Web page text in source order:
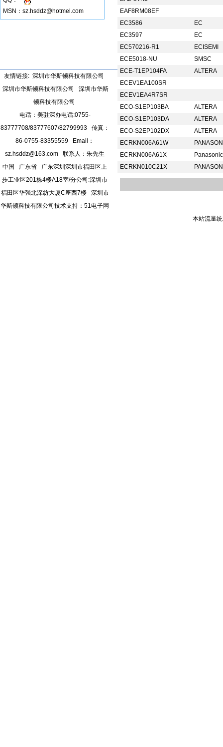
MSN：sz.hsddz@hotmel.com
EAF8RM08EF
EC3586
EC
EC3597
EC
EC570216-R1
ECISEMI
ECE5018-NU
SMSC
ECE-T1EP104FA
ALTERA
ECEV1EA100SR
ECEV1EA4R7SR
ECO-S1EP103BA
ALTERA
ECO-S1EP103DA
ALTERA
ECO-S2EP102DX
ALTERA
ECRKN006A61W
ECRKN006A61X
ECRKN010C21X
友情链接: 深圳市华斯顿科技有限公司
深圳市华斯顿科技有限公司
深圳市华斯
顿科技有限公司
电话：美驻深办电话:0755-
83777708/83777607/82799993 传真：
86-0755-83355559 Email：
sz.hsddz@163.com 联系人：朱先生
中国 广东省 广东深圳深圳市福田区上
步工业区201栋4楼A18室/分公司:深圳市
福田区华强北深纺大厦C座西7楼 深圳市
华斯顿科技有限公司 技术支持： 51电子网
本站流量